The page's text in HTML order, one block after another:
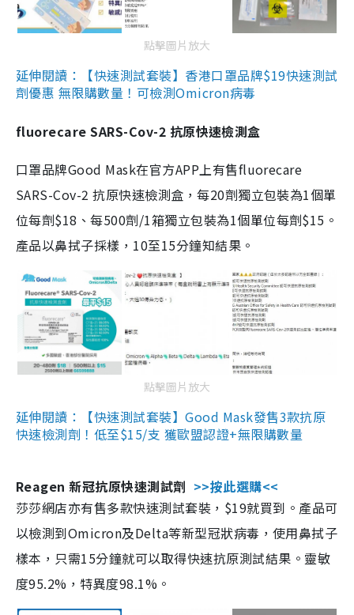
點擊圖片放大
延伸閱讀：【快速測試套裝】香港口罩品牌$19快速測試
劑優惠 無限購數量！可檢測Omicron病毒
fluorecare SARS-Cov-2 抗原快速檢測盒
口罩品牌Good Mask在官方APP上有售fluorecare
SARS-Cov-2 抗原快速檢測盒，每20劑獨立包裝為1個單
位每劑$18、每500劑/1箱獨立包裝為1個單位每劑$15。
產品以鼻拭子採樣，10至15分鐘知結果。
點擊圖片放大
延伸閱讀：【快速測試套裝】Good Mask發售3款抗原
快速檢測劑！低至$15/支 獲歐盟認證+無限購數量
Reagen 新冠抗原快速測試劑 >>按此選購<<
莎莎網店亦有售多款快速測試套裝，$19就買到。產品可
以檢測到Omicron及Delta等新型冠狀病毒，使用鼻拭子
樣本，只需15分鐘就可以取得快速抗原測試結果。靈敏
度95.2%，特異度98.1%。